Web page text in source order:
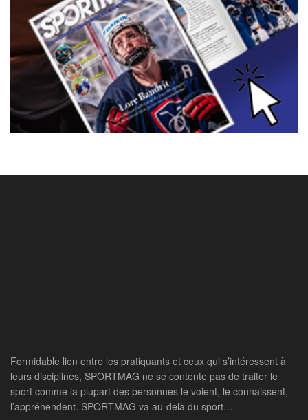
Formidable lien entre les pratiquants et ceux qui s’intéressent à
leurs disciplines, SPORTMAG ne se contente pas de traiter le
sport comme la plupart des personnes le voient, le connaissent,
l’appréhendent. SPORTMAG va au-delà du sport…